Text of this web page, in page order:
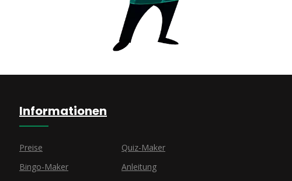
Informationen
Preise
Quiz-Maker
Bingo-Maker
Anleitung